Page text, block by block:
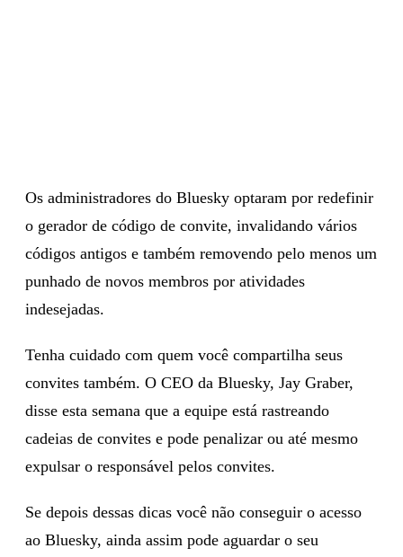
Os administradores do Bluesky optaram por redefinir
o gerador de código de convite, invalidando vários
códigos antigos e também removendo pelo menos um
punhado de novos membros por atividades
indesejadas.
Tenha cuidado com quem você compartilha seus
convites também. O CEO da Bluesky, Jay Graber,
disse esta semana que a equipe está rastreando
cadeias de convites e pode penalizar ou até mesmo
expulsar o responsável pelos convites.
Se depois dessas dicas você não conseguir o acesso
ao Bluesky, ainda assim pode aguardar o seu